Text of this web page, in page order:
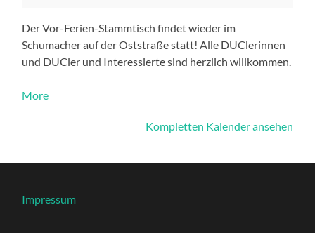
19:00
Der Vor-Ferien-Stammtisch findet wieder im
Schumacher auf der Oststraße statt! Alle DUClerinnen
und DUCler und Interessierte sind herzlich willkommen.
Moreabout
Kompletten Kalender ansehen
Impressum